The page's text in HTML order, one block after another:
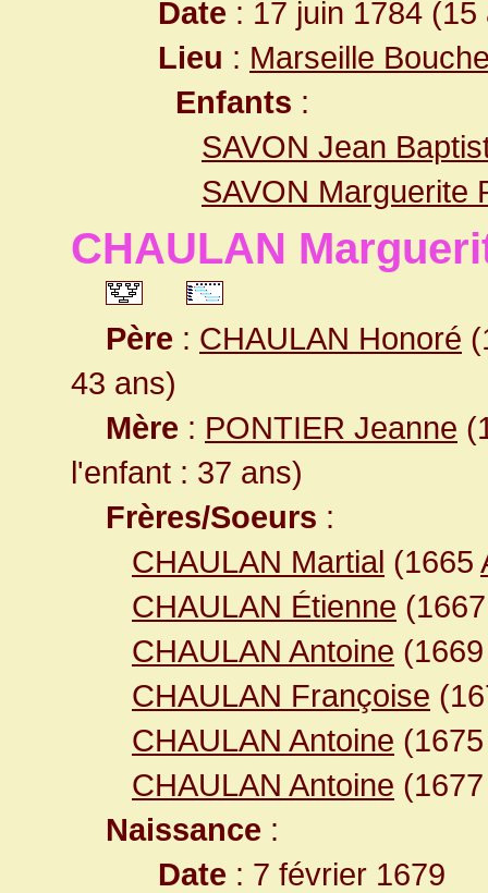
Date : 17 juin 1784 (15
Lieu : Marseille
Enfants :
SAVON Jean
SAVON Marguerite
CHAULAN
Père : CHAULAN Honoré
43 ans)
Mère : PONTIER Jeanne
l'enfant : 37 ans)
Frères/Soeurs :
CHAULAN Martial (1665
CHAULAN Étienne
CHAULAN Antoine
CHAULAN Françoise
CHAULAN Antoine
CHAULAN Antoine
Naissance :
Date : 7 février 1679